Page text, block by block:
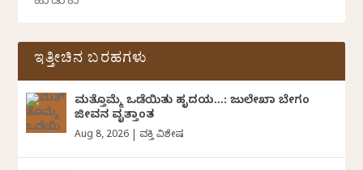
ಇತ್ತೀಚಿನ ಬರಹಗಳು
ಮತ್ತೊಮ್ಮೆ ಒಡೆಯಿತು ಹೃದಯ…: ಜುಲೇಖಾ ಬೇಗಂ
ಜೀವನ ವೃತ್ತಾಂತ
Aug 8, 2026 ವ್ಯಕ್ತಿ ವಿಶೇಷ